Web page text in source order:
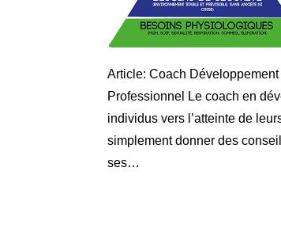
Article: Coach
Professionnel Le coach en
individus vers l’atteinte de
simplement donner des
ses…